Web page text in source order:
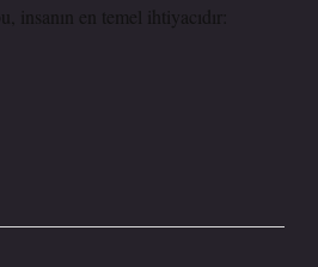
insanın en temel ihtiyacıdır: